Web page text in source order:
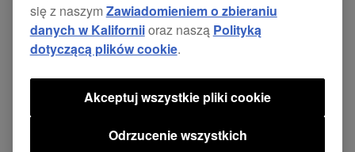
nawet w ciasnych kabinach.
Długość kabla: skręcany 1,2 m (większa długość
3,0 m)
Możliwe kolejne zastosowania:HDJ-X5
się z naszym Zawiadomieniem o zbieraniu
danych w Kaliforniioraz naszą Polityką
dotyczącą plików cookie.
Odrzucenie wszystkich
Akceptuj wszystkie pliki cookie